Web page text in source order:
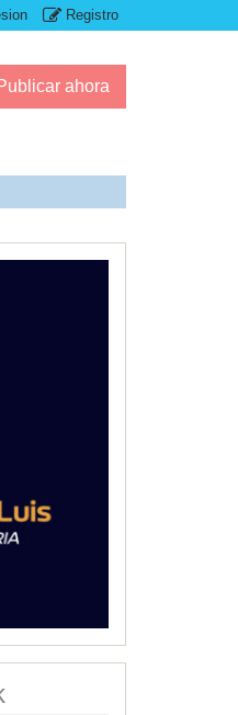
Registro
ahora